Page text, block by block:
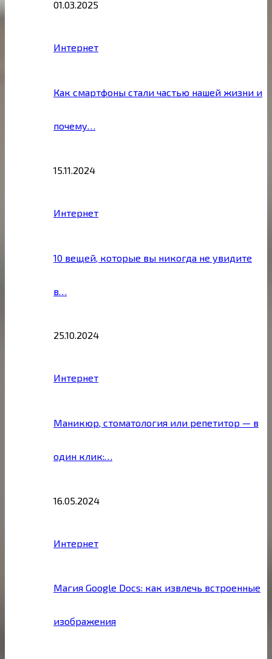
01.03.2025
Интернет
Как смартфоны стали частью нашей жизни и
почему…
15.11.2024
Интернет
10 вещей, которые вы никогда не увидите
в…
25.10.2024
Интернет
Маникюр, стоматология или репетитор — в
один клик:…
16.05.2024
Интернет
Магия Google Docs: как извлечь встроенные
изображения